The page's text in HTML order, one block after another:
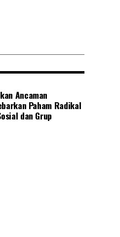
Ancaman
Paham Radikal
dan Grup